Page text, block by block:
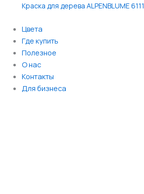
Краска для дерева ALPENBLUME 6111
Цвета
Где купить
Полезное
О нас
Контакты
Для бизнеса